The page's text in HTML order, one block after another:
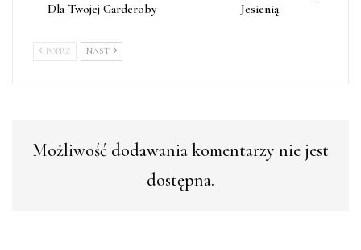
Dla Twojej Garderoby
Jesienią
POPRZ NAST
Możliwość dodawania komentarzy nie jest
dostępna.